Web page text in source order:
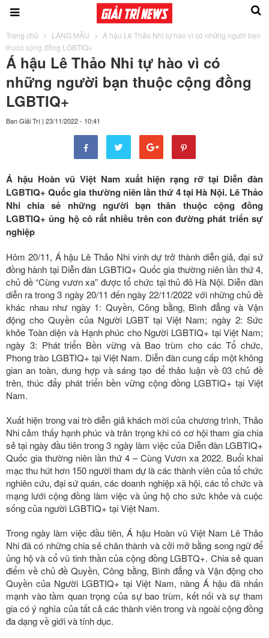
Trang chủ LÀNG MẪU
Á hậu Lê Thảo Nhi tự hào vì có những người bạn
thuộc cộng đồng LGBTIQ+
Á hậu Lê Thảo Nhi tự hào vì có
những người bạn thuộc cộng đồng
LGBTIQ+
Ban Giải Trí | 23/11/2022 - 10:41
Á hậu Hoàn vũ Việt Nam xuất hiện rạng rỡ tại Diễn đàn
LGBTIQ+ Quốc gia thường niên lần thứ 4 tại Hà Nội. Lê Thảo
Nhi chia sẻ những người bạn thân thuộc cộng đồng
LGBTIQ+ ủng hộ cô rất nhiều trên con đường phát triển sự
nghiệp
Hôm 20/11, Á hậu Lê Thảo Nhi vinh dự trở thành diễn giả, đại sứ
đồng hành tại Diễn đàn LGBTIQ+ Quốc gia thường niên lần thứ 4,
chủ đề “Cùng vươn xa” được tổ chức tại thủ đô Hà Nội. Diễn đàn
diễn ra trong 3 ngày 20/11 đến ngày 22/11/2022 với những chủ đề
khác nhau như ngày 1: Quyền, Công bằng, Bình đẳng và Vận
động cho Quyền của Người LGBT tại Việt Nam; ngày 2: Sức
khỏe Toàn diện và Hạnh phúc cho Người LGBTIQ+ tại Việt Nam;
ngày 3: Phát triển Bền vững và Bao trùm cho các Tổ chức,
Phong trào LGBTIQ+ tại Việt Nam. Diễn đàn cung cấp một không
gian an toàn, dung hợp và sáng tạo để thảo luận về 03 chủ đề
trên, thúc đẩy phát triển bền vững cộng đồng LGBTIQ+ tại Việt
Nam.
Xuất hiện trong vai trò diễn giả khách mời của chương trình, Thảo
Nhi cảm thấy hạnh phúc và trân trọng khi có cơ hội tham gia chia
sẻ tại ngày đầu tiên trong 3 ngày làm việc của Diễn đàn LGBTIQ+
Quốc gia thường niên lần thứ 4 – Cùng Vươn xa 2022. Buổi khai
mạc thu hút hơn 150 người tham dự là các thành viên của tổ chức
nghiên cứu, đại sứ quán, các doanh nghiệp xã hội, các tổ chức và
mạng lưới cộng đồng làm việc và ủng hộ cho sức khỏe và cuộc
sống của người LGBTIQ+ tại Việt Nam.
Trong ngày làm việc đầu tiên, Á hậu Hoàn vũ Việt Nam Lê Thảo
Nhi đã có những chia sẻ chân thành và cởi mở bằng song ngữ để
ủng hộ và cổ vũ tinh thần của cộng đồng LGBTQ+. Chia sẻ quan
điểm về chủ đề Quyền, Công bằng, Bình đẳng và Vận động cho
Quyền của Người LGBTIQ+ tại Việt Nam, nàng Á hậu đã nhấn
mạnh vào tầm quan trọng của sự bao trùm, kết nối và sự tham
gia có ý nghĩa của tất cả các thành viên trong và ngoài cộng đồng
đa dạng về giới và tính dục.